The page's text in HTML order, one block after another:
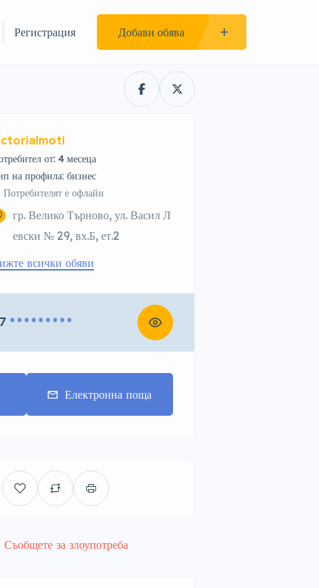
Регистрация Добави обява
от: 4 месеца
на профила: бизнес
Потребителят е офлайн
гр. Велико Търново, ул. Васил Л
евски № 29, вх.Б, ет.2
всички обяви
* * * * * * * * *
Електронна поща
Съобщете за злоупотреба